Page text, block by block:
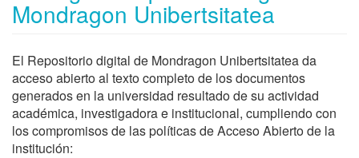
Mondragon Unibertsitatea
El Repositorio digital de Mondragon Unibertsitatea da
acceso abierto al texto completo de los documentos
generados en la universidad resultado de su actividad
académica, investigadora e institucional, cumpliendo con
los compromisos de las políticas de Acceso Abierto de la
institución: